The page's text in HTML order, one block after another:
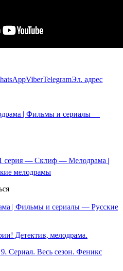
ViberTelegramЭл. адрес
| Фильмы и сериалы —
серия — Склиф — Мелодрама |
мелодрамы
| Фильмы и сериалы — Русские
Детектив, мелодрама.
Сериал. Весь сезон. Феникс